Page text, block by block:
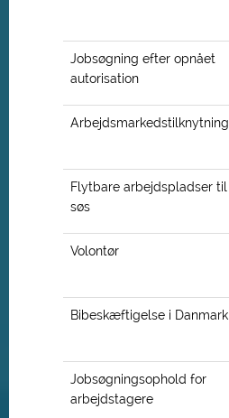
Jobsøgning efter opnået
autorisation
Arbejdsmarkedstilknytning
Flytbare arbejdspladser til
søs
Volontør
Bibeskæftigelse i Danmark
Jobsøgningsophold for
arbejdstagere